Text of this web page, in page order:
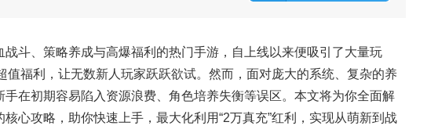
战斗、策略养成与高爆福利的热门手游，自上线以来便吸引了大量玩
值福利，让无数新人玩家跃跃欲试。然而，面对庞大的系统、复杂的养
在初期容易陷入资源浪费、角色培养失衡等误区。本文将为你全面解
心攻略，助你快速上手，最大化利用“2万真充”红利，实现从萌新到战